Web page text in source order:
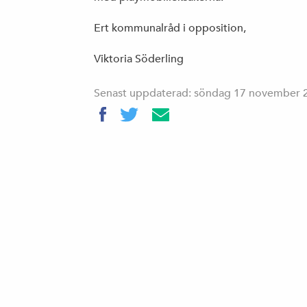
Ert kommunalråd i opposition,
Viktoria Söderling
Senast uppdaterad: söndag 17 november